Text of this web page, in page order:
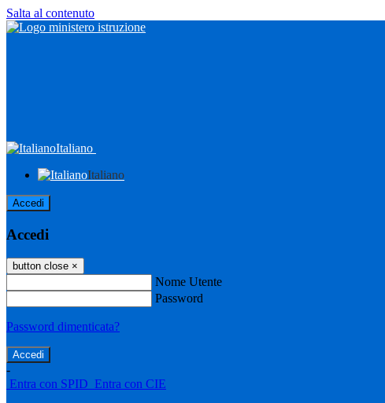
Salta al contenuto
Italiano
Italiano
Accedi
Accedi
button close ×
Nome Utente
Password
Password dimenticata?
-
Entra con SPID Entra con CIE